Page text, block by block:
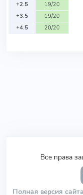
+2.5
19/20
+3.5
19/20
+4.5
20/20
Все права
Полная версия сайта